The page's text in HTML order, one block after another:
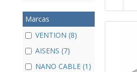
Marcas
VENTION (8)
AISENS (7)
NANO CABLE (1)